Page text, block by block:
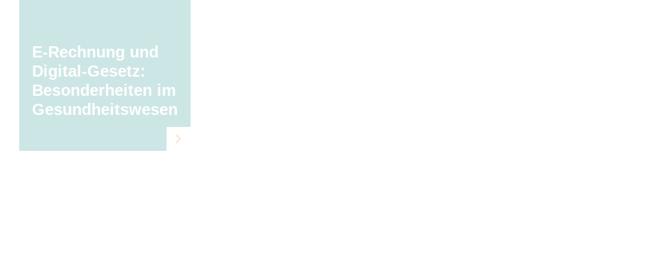
E-Rechnung und
Digital-Gesetz:
Besonderheiten im
Gesundheitswesen